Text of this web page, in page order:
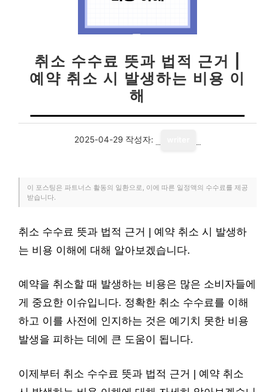
취소 수수료 뜻과 법적 근거 |
예약 취소 시 발생하는 비용 이
해
2025-04-29 작성자:
이 포스팅은 파트너스 활동의 일환으로, 이에 따른 일정액의 수수료를 제공
받습니다.
취소 수수료 뜻과 법적 근거 | 예약 취소 시 발생하
는 비용 이해에 대해 알아보겠습니다.
예약을 취소할 때 발생하는 비용은 많은 소비자들에
게 중요한 이슈입니다. 정확한 취소 수수료를 이해
하고 이를 사전에 인지하는 것은 예기치 못한 비용
발생을 피하는 데에 큰 도움이 됩니다.
이제부터 취소 수수료 뜻과 법적 근거 | 예약 취소